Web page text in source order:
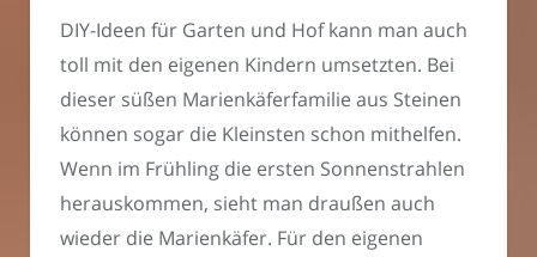
DIY-Ideen für Garten und Hof kann man auch
toll mit den eigenen Kindern umsetzten. Bei
dieser süßen Marienkäferfamilie aus Steinen
können sogar die Kleinsten schon mithelfen.
Wenn im Frühling die ersten Sonnenstrahlen
herauskommen, sieht man draußen auch
wieder die Marienkäfer. Für den eigenen